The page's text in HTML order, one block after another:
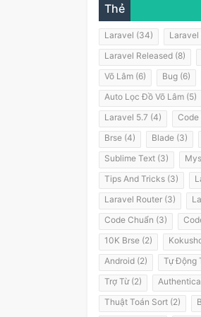
Thẻ
Laravel (34)
Laravel
Laravel Released (8)
Võ Lâm (6)
Bug (6)
Auto Lọc Đồ Võ Lâm (5)
Laravel 5.7 (4)
Code
Brse (4)
Blade (3)
Sublime Text (3)
Tips And Tricks (3)
Laravel Router (3)
Code Chuẩn (3)
10K Brse (2)
Android (2)
Tự Động
Trợ Từ (2)
Thuật Toán Sort (2)